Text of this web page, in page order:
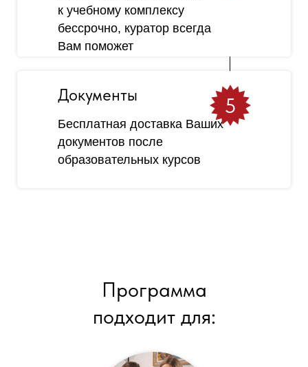
Документы
Бесплатная доставка Ваших
документов после
образовательных курсов
5
к учебному комплексу
бессрочно, куратор всегда
Вам поможет
Программа
подходит для: